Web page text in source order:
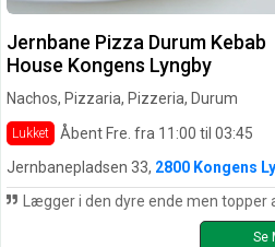
Jernbane Pizza Durum Kebab
House Kongens Lyngby
Nachos, Pizzaria, Pizzeria, Durum
Lukket Åbent Fre. fra 11:00 til 03:45
Jernbanepladsen 33, 2800 Kongens
Lægger i den dyre ende men topper alt
Se